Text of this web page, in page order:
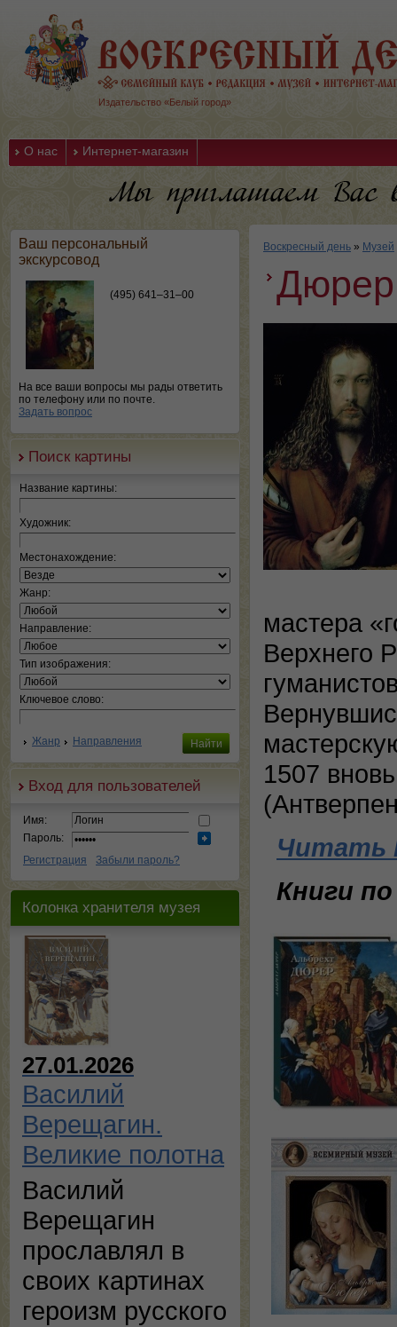
Издательство «Белый город»
О нас Интернет-магазин
Ваш персональный
экскурсовод
(495) 641–31–00
На все ваши вопросы мы рады ответить
по телефону или по почте.
Задать вопрос
Поиск картины
Название картины:
Художник:
Местонахождение:
Жанр:
Направление:
Тип изображения:
Ключевое слово:
Жанр Направления
Вход для пользователей
Имя:
Пароль:
Регистрация
Забыли пароль?
Колонка хранителя музея
27.01.2026
Василий
Верещагин.
Великие полотна
Василий
Верещагин
прославлял в
своих картинах
героизм русского
Воскресный день » Музей
мастера
Верхнего
1507
Читать
Книги